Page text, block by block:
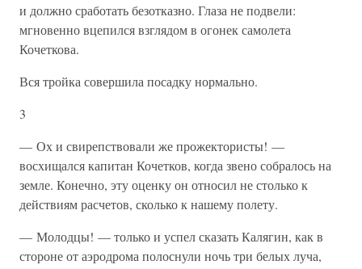
и должно сработать безотказно. Глаза не подвели:
мгновенно вцепился взглядом в огонек самолета
Кочеткова.
Вся тройка совершила посадку нормально.
3
— Ох и свирепствовали же прожектористы! —
восхищался капитан Кочетков, когда звено собралось на
земле. Конечно, эту оценку он относил не столько к
действиям расчетов, сколько к нашему полету.
— Молодцы! — только и успел сказать Калягин, как в
стороне от аэродрома полоснули ночь три белых луча,